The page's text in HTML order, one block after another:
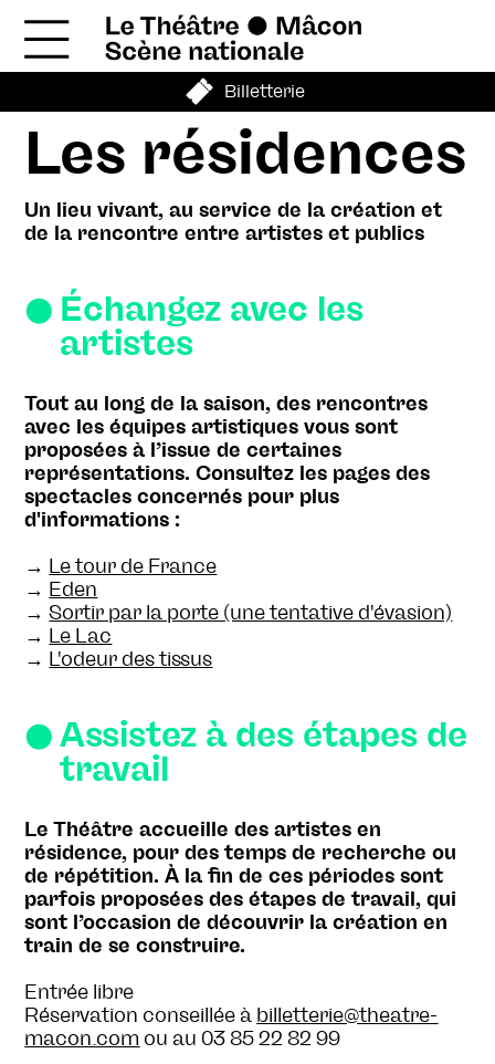
Billetterie
Les résidences
Un lieu vivant, au service de la création et
de la rencontre entre artistes et publics
Échangez avec les
artistes
Tout au long de la saison, des rencontres
avec les équipes artistiques vous sont
proposées à l’issue de certaines
représentations. Consultez les pages des
spectacles concernés pour plus
d'informations :
→ Le tour de France
→ Eden
→Sortir par la porte (une tentative d'évasion)
→ Le Lac
→ L'odeur des tissus
Assistez à des étapes de
travail
Le Théâtre accueille des artistes en
résidence, pour des temps de recherche ou
de répétition. À la fin de ces périodes sont
parfois proposées des étapes de travail, qui
sont l’occasion de découvrir la création en
train de se construire.
Entrée libre
Réservation conseillée à billetterie@theatre-
macon.com ou au 03 85 22 82 99